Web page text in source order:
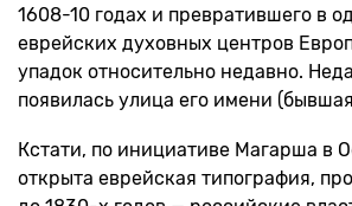
1608-10 годах и превратившего в
еврейских духовных центров
упадок относительно недавно.
появилась улица его имени
Кстати, по инициативе Магарша в
открыта еврейская типография,